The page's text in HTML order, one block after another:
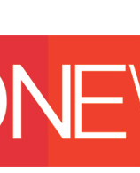
CINEMA
DIGITALE
EDITORIA